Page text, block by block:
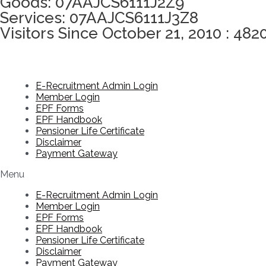
Services: 07AAJCS6111J3Z8
Visitors Since October 21, 2010 :
E-Recruitment Admin Login
Member Login
EPF Forms
EPF Handbook
Pensioner Life Certificate
Disclaimer
Payment Gateway
Menu
E-Recruitment Admin Login
Member Login
EPF Forms
EPF Handbook
Pensioner Life Certificate
Disclaimer
Payment Gateway